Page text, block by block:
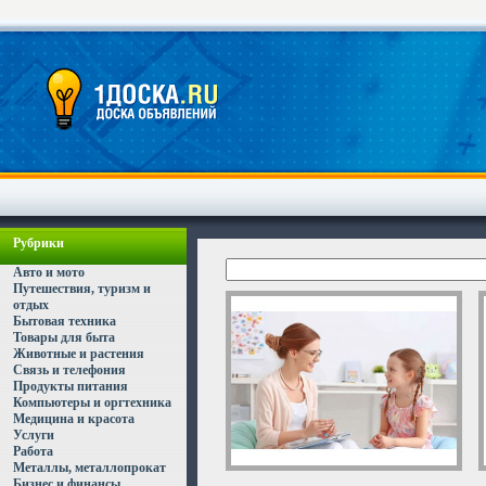
Рубрики
Авто и мото
Путешествия, туризм и
отдых
Бытовая техника
Товары для быта
Животные и растения
Связь и телефония
Продукты питания
Компьютеры и оргтехника
Медицина и красота
Услуги
Работа
Металлы, металлопрокат